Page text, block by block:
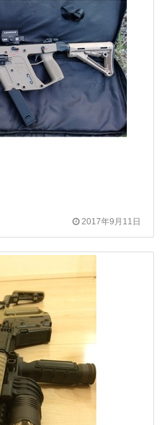
2017年9月11日